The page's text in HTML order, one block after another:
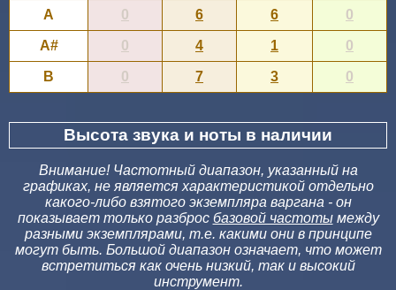
A 0 6 6 0
A# 0 4 1 0
B 0 7 3 0
Высота звука и ноты в наличии
Внимание! Частотный диапазон, указанный на
графиках, не является характеристикой отдельно
какого-либо взятого экземпляра варгана - он
показывает только разброс базовой частотымежду
разными экземплярами, т.е. какими они в принципе
могут быть. Большой диапазон означает, что может
встретиться как очень низкий, так и высокий
инструмент.